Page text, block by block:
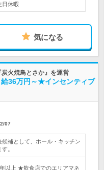
休暇
気になる
火焼鳥とさか』を運営
36万円～★インセンティブ
07
補として、ホール・キッチン
。
以上 ★飲食店でのエリアマネ